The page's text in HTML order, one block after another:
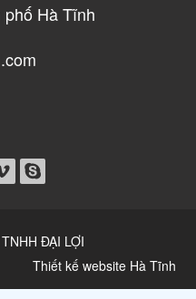
Hà Tĩnh
ĐẠI LỢI
Thiết kế website Hà Tĩnh